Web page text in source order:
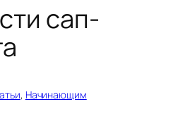
сап-
, Начинающим